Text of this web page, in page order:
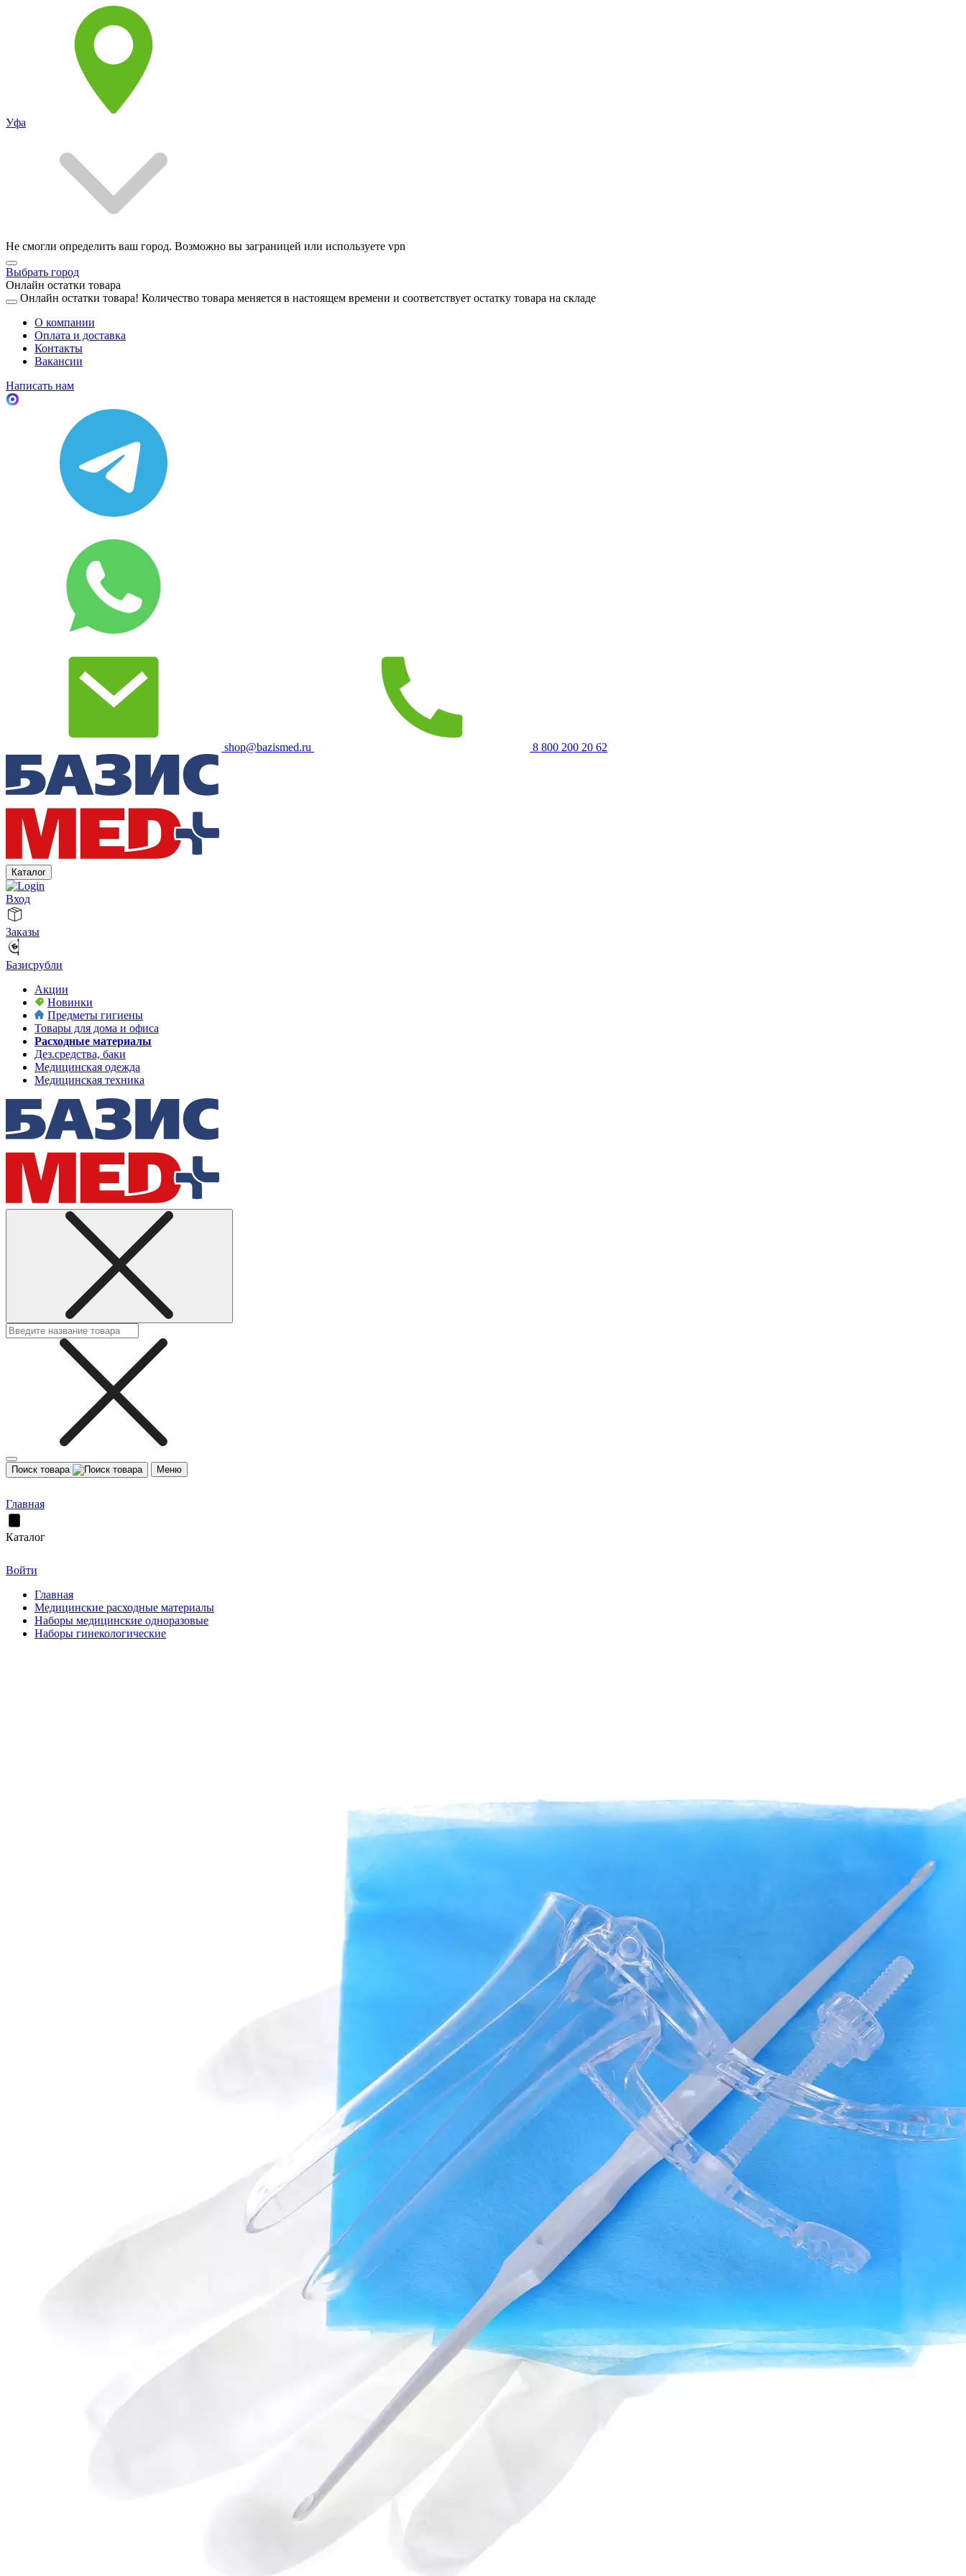
Уфа
Не смогли определить ваш город. Возможно вы заграницей или используете vpn
Выбрать город
Онлайн остатки товара
Онлайн остатки товара! Количество товара меняется в настоящем времени и соответствует остатку товара на складе
О компании
Оплата и доставка
Контакты
Вакансии
Написать нам
shop@bazismed.ru 8 800 200 20 62
Каталог
Вход
Заказы
Базисрубли
Акции
Новинки
Предметы гигиены
Товары для дома и офиса
Расходные материалы
Дез.средства, баки
Медицинская одежда
Медицинская техника
Поиск товара Меню
Главная
Каталог
Войти
Главная
Медицинские расходные материалы
Наборы медицинские одноразовые
Наборы гинекологические